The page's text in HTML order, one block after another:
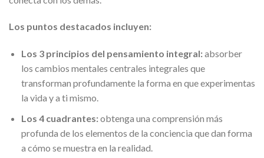
Los puntos destacados incluyen:
Los 3 principios del pensamiento integral:absorber
los cambios mentales centrales integrales que
transforman profundamente la forma en que experimentas
la vida y a ti mismo.
Los 4 cuadrantes:obtenga una comprensión más
profunda de los elementos de la conciencia que dan forma
a cómo se muestra en la realidad.